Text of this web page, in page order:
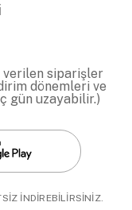
verilen siparişler
dönemleri ve
gün uzayabilir.)
İNDİREBİLİRSİNİZ.